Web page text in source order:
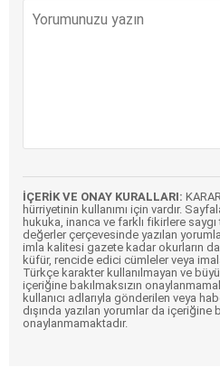
İÇERİK VE ONAY KURALLARI:
hürriyetinin kullanımı için vardır.
hukuka, inanca ve farklı fikirlere
değerler çerçevesinde yazılan
imla kalitesi gazete kadar okurların
küfür, rencide edici cümleler veya
Türkçe karakter kullanılmayan ve
içeriğine bakılmaksızın
kullanıcı adlarıyla gönderilen veya
dışında yazılan yorumlar da içeriğine
onaylanmamaktadır.